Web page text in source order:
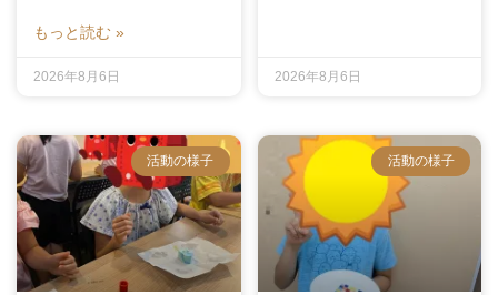
もっと読む »
2026年8月6日 2026年8月6日
活動の様子 活動の様子